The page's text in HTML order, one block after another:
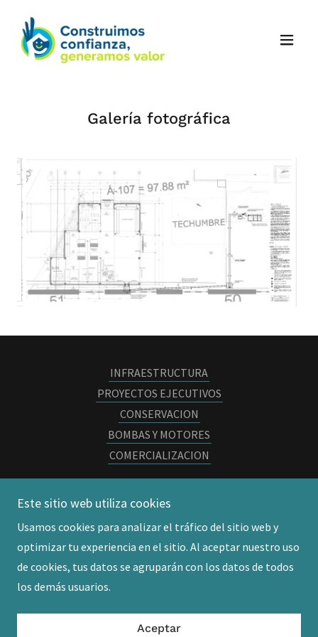
Galería fotográfica
INFRAESTRUCTURA
PROYECTOS EJECUTIVOS
CONSERVACION
BOMBAS Y MOTORES
COMERCIALIZACION
MOBAEN SERVICIOS
Copyright © 2016 MOBAEN SERVICIOS - Todos los
Este sitio web utiliza cookies
Usamos cookies para analizar el tráfico del sitio web y
optimizar tu experiencia en el sitio. Al aceptar nuestro uso
de cookies, tus datos se agruparán con los datos de todos
los demás usuarios.
Aceptar